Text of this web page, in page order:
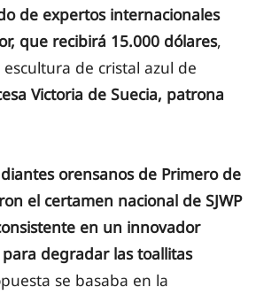
de expertos internacionales
que recibirá 15.000 dólares,
de cristal azul de
Victoria de Suecia, patrona
orensanos de Primero de
el certamen nacional de SJWP
en un innovador
degradar las toallitas
se basaba en la